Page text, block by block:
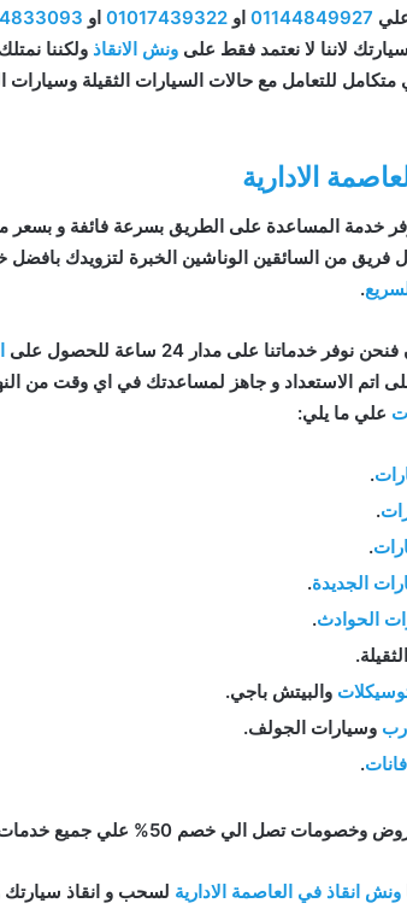
01144849927 او 01017439322 او
لاننا لا نعتمد فقط على ونش الانقاذ ولكننا
متكامل للتعامل مع حالات السيارات الثقيلة
الادارية
خدمة المساعدة على الطريق بسرعة فائفة و بسعر
فريق من السائقين الوناشين الخبرة لتزويدك بافضل
.
خدماتنا على مدار 24 ساعة للحصول على
علي ما يلي:
.
.
.
الجديدة.
الحوادث.
والبيتش باجي.
وسيارات الجولف.
.
تصل الي خصم 50% علي جميع خدمات
ونش انقاذ في العاصمة الادارية لسحب و انقاذ سيارتك